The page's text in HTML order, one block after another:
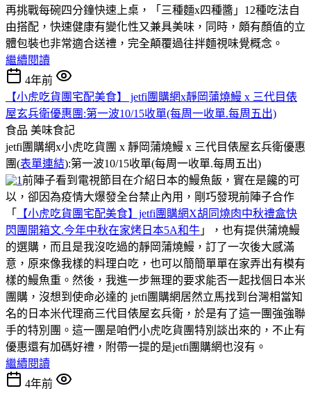
再挑戰每碗四分鐘快速上桌，「三種麵x四種醬」12種吃法自
由搭配，快速健康有變化性又兼具美味，同時，頗有顏值的立
體包裝也非常適合送禮，完全顛覆過往拌麵視味覺概念。
繼續閱讀
4年前
【小虎吃貨團宅配美食】 jetfi團購網x靜岡蒲燒鰻 x 三代目俵
屋玄兵衛優惠團:第一波10/15收單(每周一收單.每周五出)
食品 美味食記
jetfi團購網x小虎吃貨團 x 靜岡蒲燒鰻 x 三代目俵屋玄兵衛優惠
團(表單連結):第一波10/15收單(每周一收單.每周五出)
前陣子看到電視節目在介紹日本的鰻魚飯，實在是饞的可
以，卻因為疫情大爆發全台禁止內用，剛巧發現前陣子合作
「
【小虎吃貨團宅配美食】jetfi團購網X胡同燒肉中秋禮盒快
閃團開箱文.今年中秋在家烤日本5A和牛 」，也有提供蒲燒鰻
的選購，而且是我沒吃過的靜岡蒲燒鰻，訂了一次後大感滿
意，原來像我樣的料理白吃，也可以簡簡單單在家弄出有模有
樣的鰻魚重。然後，我進一步無理的要求能否一起找個日本米
團購，沒想到使命必達的 jetfi團購網居然立馬找到台灣相當知
名的日本米代理商三代目俵屋玄兵衛，於是有了這一團強強聯
手的特別團。這一團是咱們小虎吃貨團特別談出來的，不止有
優惠還有加碼好禮，附帶一提的是jetfi團購網也沒有。
繼續閱讀
4年前